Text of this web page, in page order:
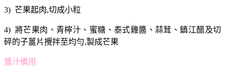
3) 芒果起肉,切成小粒
4) 將芒果肉、青檸汁、蜜糖、泰式雞醬、蒜茸、鎮江醋及切
碎的子薑片攪拌至均勻,製成芒果
醬汁備用